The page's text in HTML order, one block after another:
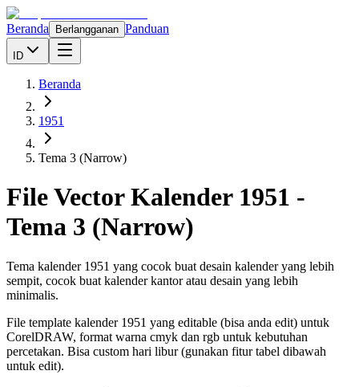
Beranda Berlangganan Panduan
ID
Beranda
1951
Tema 3 (Narrow)
File Vector Kalender 1951 -
Tema 3 (Narrow)
Tema kalender 1951 yang cocok buat desain kalender yang lebih
sempit, cocok buat kalender kantor atau desain yang lebih
minimalis.
File template kalender 1951 yang editable (bisa anda edit) untuk
CorelDRAW, format warna cmyk dan rgb untuk kebutuhan
percetakan. Bisa custom hari libur (gunakan fitur tabel dibawah
untuk edit).